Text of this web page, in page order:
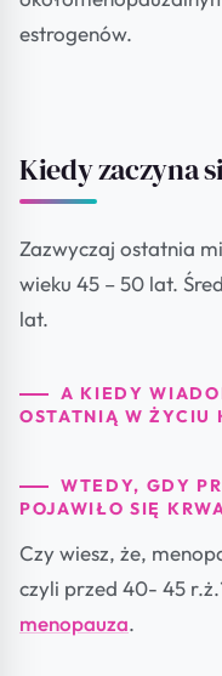
estrogenów.
Kiedy zaczyna
Zazwyczaj ostatnia
wieku 45 – 50 lat.
lat.
A KIEDY
OSTATNIĄ W ŻYCIU
WTEDY, GDY
POJAWIŁO SIĘ
Czy wiesz, że,
czyli przed 40- 45
menopauza.